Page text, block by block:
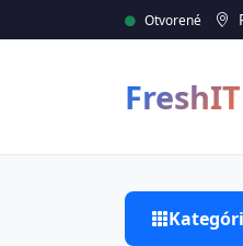
Otvorené
FreshIT